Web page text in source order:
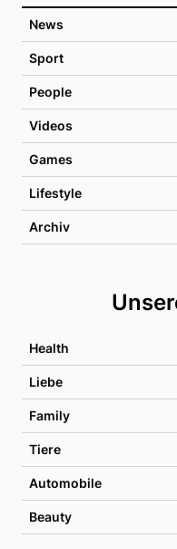
News
Sport
People
Videos
Games
Lifestyle
Archiv
Health
Liebe
Family
Tiere
Automobile
Beauty